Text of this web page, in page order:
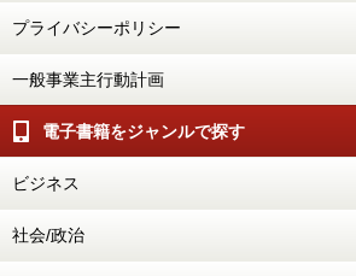
プライバシーポリシー
一般事業主行動計画
電子書籍をジャンルで探す
ビジネス
社会/政治